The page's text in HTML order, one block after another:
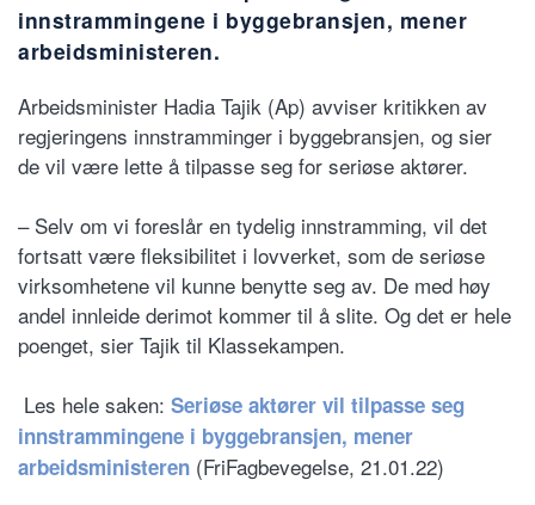
innstrammingene i byggebransjen, mener
arbeidsministeren.
Arbeidsminister Hadia Tajik (Ap) avviser kritikken av
regjeringens innstramminger i byggebransjen, og sier
de vil være lette å tilpasse seg for seriøse aktører.
– Selv om vi foreslår en tydelig innstramming, vil det
fortsatt være fleksibilitet i lovverket, som de seriøse
virksomhetene vil kunne benytte seg av. De med høy
andel innleide derimot kommer til å slite. Og det er hele
poenget, sier Tajik til Klassekampen.
Les hele saken: Seriøse aktører vil tilpasse seg
innstrammingene i byggebransjen, mener
arbeidsministeren (FriFagbevegelse, 21.01.22)